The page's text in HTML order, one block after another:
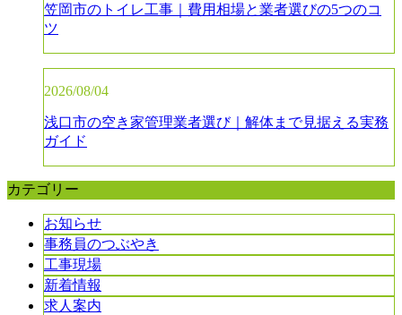
笠岡市のトイレ工事｜費用相場と業者選びの5つのコ
ツ
2026/08/04
浅口市の空き家管理業者選び｜解体まで見据える実務
ガイド
カテゴリー
お知らせ
事務員のつぶやき
工事現場
新着情報
求人案内